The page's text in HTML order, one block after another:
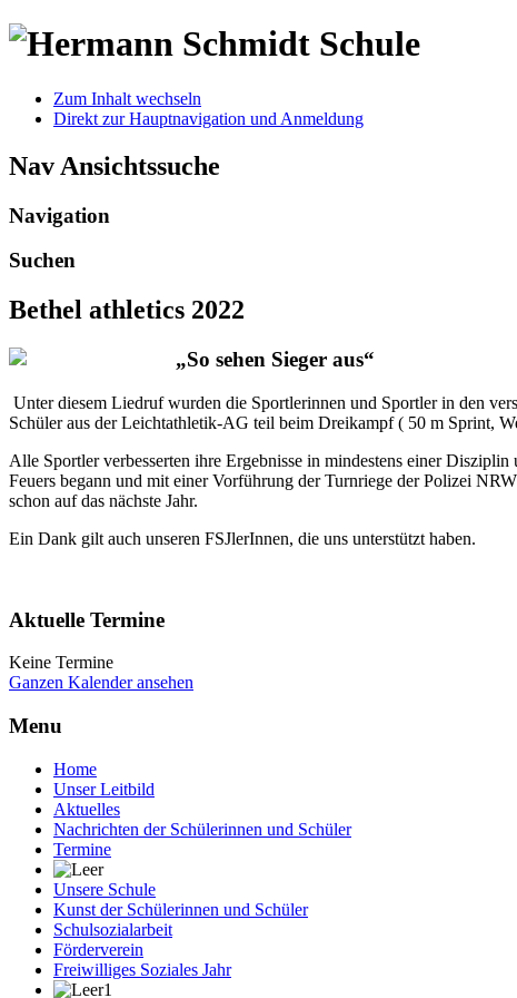
Zum Inhalt wechseln
Direkt zur Hauptnavigation und Anmeldung
Nav Ansichtssuche
Navigation
Suchen
Bethel athletics 2022
„So sehen Sieger aus“
Unter diesem Liedruf wurden die Sportlerinnen und Sportler in den
Schüler aus der Leichtathletik-AG teil beim Dreikampf ( 50 m Sprint,
Alle Sportler verbesserten ihre Ergebnisse in mindestens einer
Feuers begann und mit einer Vorführung der Turnriege der Polizei
schon auf das nächste Jahr.
Ein Dank gilt auch unseren FSJlerInnen, die uns unterstützt haben.
Aktuelle Termine
Keine Termine
Ganzen Kalender ansehen
Menu
Home
Unser Leitbild
Aktuelles
Nachrichten der Schülerinnen und Schüler
Termine
Unsere Schule
Kunst der Schülerinnen und Schüler
Schulsozialarbeit
Förderverein
Freiwilliges Soziales Jahr